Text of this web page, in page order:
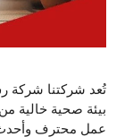
تُعد شركتنا شركة
بيئة صحية خالية
عمل محترف وأحدث